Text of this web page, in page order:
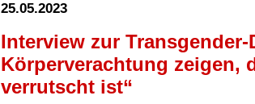
25.05.2023
Interview zur
Körperverachtung zeigen,
verrutscht ist“